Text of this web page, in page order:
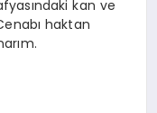
kan ve
haktan